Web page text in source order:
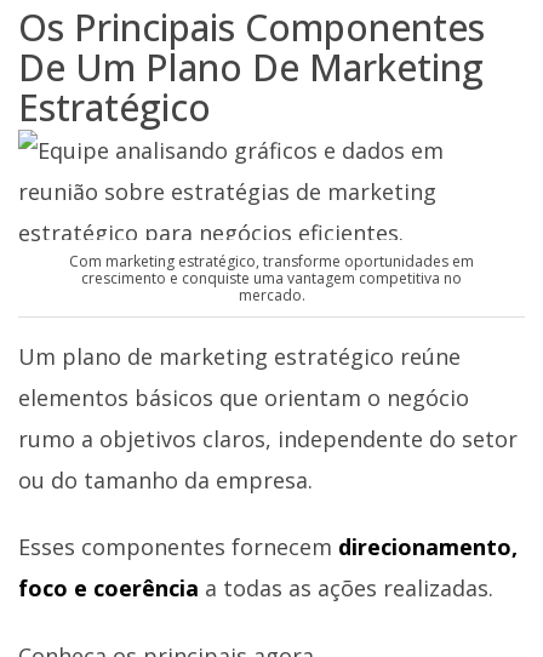
Os Principais Componentes
De Um Plano De Marketing
Estratégico
Com marketing estratégico, transforme oportunidades em
crescimento e conquiste uma vantagem competitiva no
mercado.
Um plano de marketing estratégico reúne
elementos básicos que orientam o negócio
rumo a objetivos claros, independente do setor
ou do tamanho da empresa.
Esses componentes fornecem direcionamento,
foco e coerência a todas as ações realizadas.